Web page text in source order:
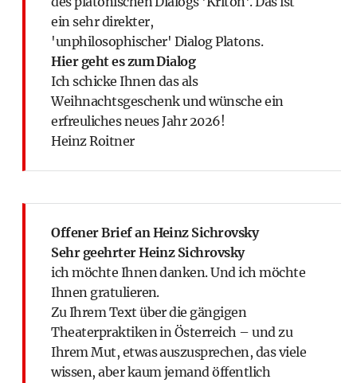
ein sehr direkter,
'unphilosophischer' Dialog Platons.
Hier geht es zum Dialog
Ich schicke Ihnen das als
Weihnachtsgeschenk und wünsche ein
erfreuliches neues Jahr 2026!
Heinz Roitner
Offener Brief an Heinz Sichrovsky
Sehr geehrter Heinz Sichrovsky
ich möchte Ihnen danken. Und ich möchte
Ihnen gratulieren.
Zu Ihrem Text über die gängigen
Theaterpraktiken in Österreich – und zu
Ihrem Mut, etwas auszusprechen, das viele
wissen, aber kaum jemand öffentlich